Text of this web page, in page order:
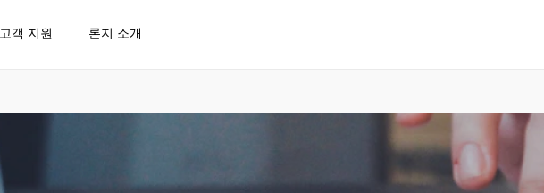
고객 지원 론지 소개